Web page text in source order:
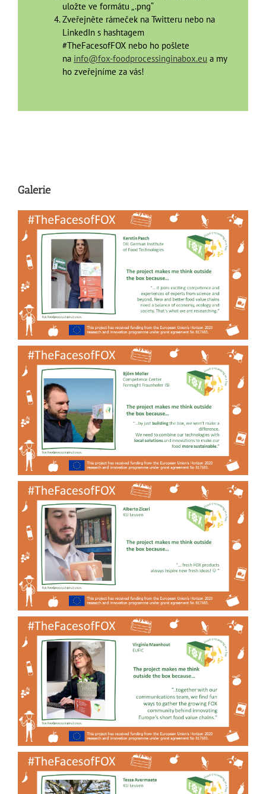
uložte ve formátu „.png“
Zveřejněte rámeček na Twitteru nebo na
LinkedIn s hashtagem
#TheFacesofFOX nebo ho pošlete
na info@fox-foodprocessinginabox.eu a my
ho zveřejníme za vás!
Galerie